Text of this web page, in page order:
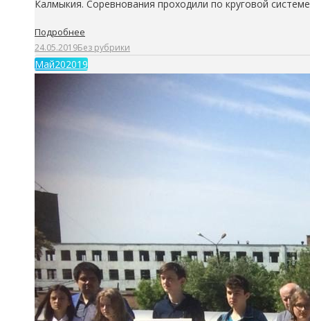
Калмыкия. Соревнования проходили по круговой
Подробнее
24.05.2019Без рубрики
Май202019